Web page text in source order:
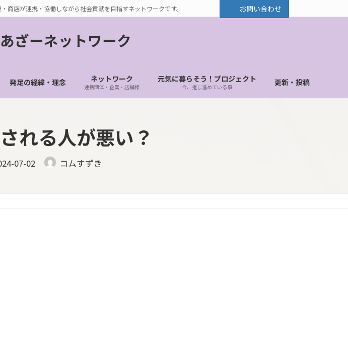
商店が連携・協働しながら社会貢献を目指すネットワークです。 お問い合わせ
ざーネットワーク
発足の経緯・理念 ネットワーク
連携団体・企業・店舗様
元気に暮らそう！プロジェクト
今、推し進めている事 更新・投稿
れる人が悪い？
07-02 コムすずき